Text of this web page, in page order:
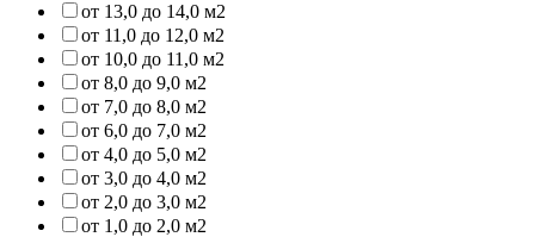
от 13,0 до 14,0 м2
от 11,0 до 12,0 м2
от 10,0 до 11,0 м2
от 8,0 до 9,0 м2
от 7,0 до 8,0 м2
от 6,0 до 7,0 м2
от 4,0 до 5,0 м2
от 3,0 до 4,0 м2
от 2,0 до 3,0 м2
от 1,0 до 2,0 м2